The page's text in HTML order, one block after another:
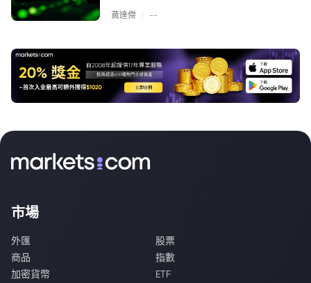
黃達傑 --
市場
外匯
股票
商品
指數
加密貨幣
ETF